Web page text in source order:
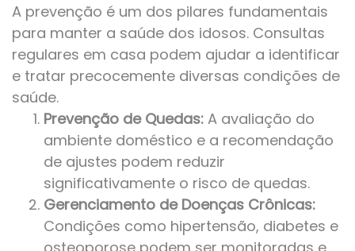
A prevenção é um dos pilares fundamentais
para manter a saúde dos idosos. Consultas
regulares em casa podem ajudar a identificar
e tratar precocemente diversas condições de
saúde.
Prevenção de Quedas: A avaliação do
ambiente doméstico e a recomendação
de ajustes podem reduzir
significativamente o risco de quedas.
Gerenciamento de Doenças Crônicas:
Condições como hipertensão, diabetes e